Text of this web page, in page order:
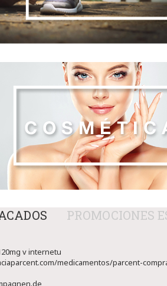
PROMOCIONES
v internetu
medicamentos/parcent-